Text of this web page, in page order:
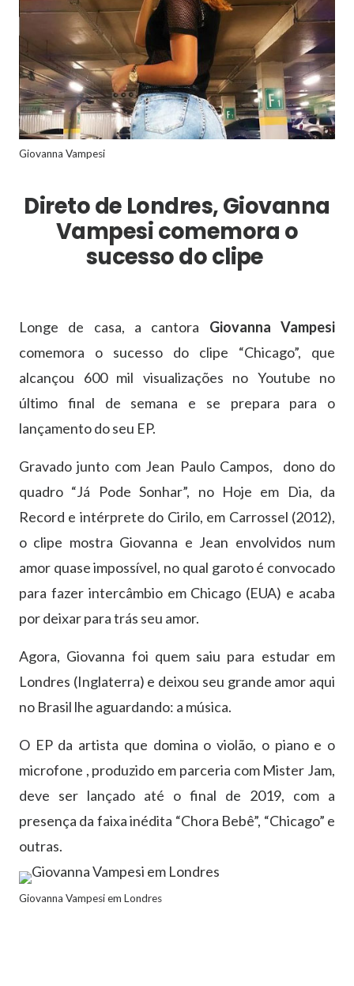
Giovanna Vampesi
Direto de Londres, Giovanna
Vampesi comemora o
sucesso do clipe
Longe de casa, a cantora Giovanna Vampesi
comemora o sucesso do clipe “Chicago”, que
alcançou 600 mil visualizações no Youtube no
último final de semana e se prepara para o
lançamento do seu EP.
Gravado junto com Jean Paulo Campos, dono do
quadro “Já Pode Sonhar”, no Hoje em Dia, da
Record e intérprete do Cirilo, em Carrossel (2012),
o clipe mostra Giovanna e Jean envolvidos num
amor quase impossível, no qual garoto é convocado
para fazer intercâmbio em Chicago (EUA) e acaba
por deixar para trás seu amor.
Agora, Giovanna foi quem saiu para estudar em
Londres (Inglaterra) e deixou seu grande amor aqui
no Brasil lhe aguardando: a música.
O EP da artista que domina o violão, o piano e o
microfone , produzido em parceria com Mister Jam,
deve ser lançado até o final de 2019, com a
presença da faixa inédita “Chora Bebê”, “Chicago” e
outras.
Giovanna Vampesi em Londres